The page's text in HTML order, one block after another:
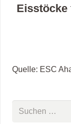
Eisstöcke
Quelle: ESC
Suchen